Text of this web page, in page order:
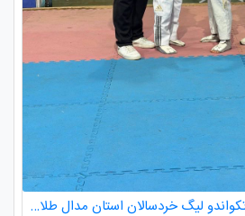
فینال مسابقات قهرمانی تکواندو لیگ خردسالان استان مدال طلا صدرا ظفری از باشگاه طلایی به مربیگری استاد عسکری مربی ارزنده باشگاه